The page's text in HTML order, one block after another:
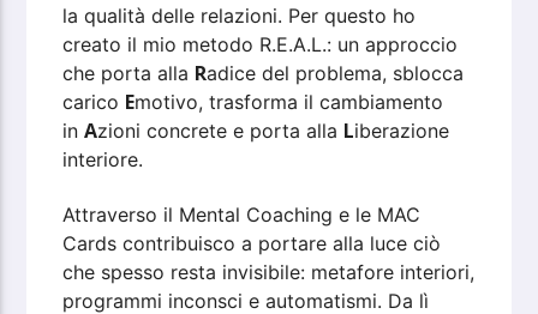
la qualità delle relazioni. Per questo ho
creato il mio metodo R.E.A.L.: un approccio
che porta alla Radice del problema, sblocca
carico Emotivo, trasforma il cambiamento
inAzioni concrete e porta alla Liberazione
interiore.
Attraverso il Mental Coaching e le MAC
Cards contribuisco a portare alla luce ciò
che spesso resta invisibile: metafore interiori,
programmi inconsci e automatismi. Da lì